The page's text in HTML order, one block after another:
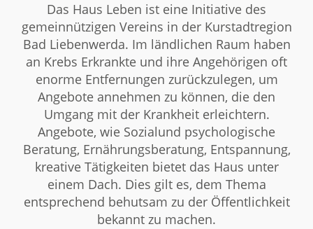
Das Haus Leben ist eine Initiative des
gemeinnützigen Vereins in der Kurstadtregion
Bad Liebenwerda. Im ländlichen Raum haben
an Krebs Erkrankte und ihre Angehörigen oft
enorme Entfernungen zurückzulegen, um
Angebote annehmen zu können, die den
Umgang mit der Krankheit erleichtern.
Angebote, wie Sozialund psychologische
Beratung, Ernährungsberatung, Entspannung,
kreative Tätigkeiten bietet das Haus unter
einem Dach. Dies gilt es, dem Thema
entsprechend behutsam zu der Öffentlichkeit
bekannt zu machen.